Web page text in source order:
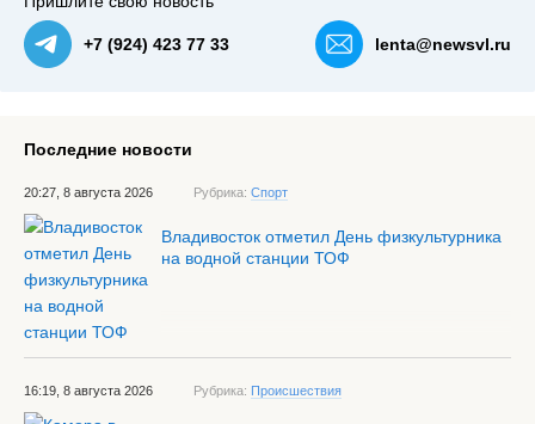
+7 (924) 423 77 33 lenta@newsvl.ru
Последние новости
20:27, 8 августа 2026 Рубрика: Спорт
Владивосток отметил День физкультурника
на водной станции ТОФ
16:19, 8 августа 2026 Рубрика: Происшествия